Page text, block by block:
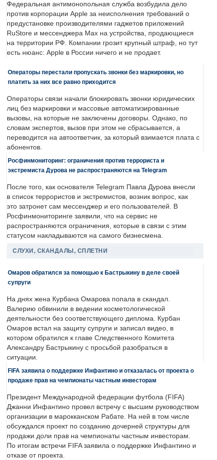
Федеральная антимонопольная служба возбудила дело
против корпорации Apple за неисполнения требований о
предустановке производителями гаджетов приложений
RuStore и мессенджера Max на устройства, продающиеся
на территории РФ. Компании грозит крупный штраф, но тут
есть нюанс: Apple в России ничего и не продает.
Операторы перестали пропускать звонки без маркировки, но
платить за них все равно приходится
Операторы связи начали блокировать звонки юридических
лиц без маркировки и массовые автоматизированные
вызовы, на которые не заключены договоры. Однако, по
словам экспертов, вызов при этом не сбрасывается, а
переводится на автоответчик, за который взимается плата с
абонентов.
Росфинмониторинг: ограничения против террориста и
экстремиста Дурова не распространяются на Telegram
После того, как основателя Telegram Павла Дурова внесли
в список террористов и экстремистов, возник вопрос, как
это затронет сам мессенджер и его пользователей. В
Росфинмониторинге заявили, что на сервис не
распространяются ограничения, которые в связи с этим
статусом накладываются на самого бизнесмена.
СЛУХИ, СКАНДАЛЫ, СПЛЕТНИ
Омаров обратился за помощью к Бастрыкину в деле своей
супруги
На днях жена Курбана Омарова попала в скандал.
Валерию обвинили в ведении косметологической
деятельности без соответствующего диплома. Курбан
Омаров встал на защиту супруги и записал видео, в
котором обратился к главе Следственного Комитета
Александру Бастрыкину с просьбой разобраться в
ситуации.
FIFA заявила о поддержке Инфантино и отказалась от проекта о
продаже прав на чемпионаты частным инвесторам
Президент Международной федерации футбола (FIFA)
Джанни Инфантино провел встречу с высшим руководством
организации в марокканском Рабате. На ней в том числе
обсуждался проект по созданию дочерней структуры для
продажи доли прав на чемпионаты частным инвесторам.
По итогам встречи FIFA заявила о поддержке Инфантино и
отказе от проекта.